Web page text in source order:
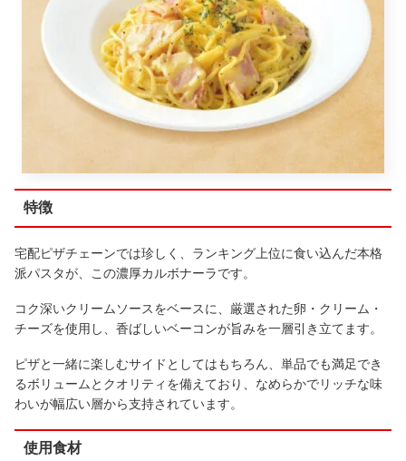
特徴
宅配ピザチェーンでは珍しく、ランキング上位に食い込んだ本格
派パスタが、この濃厚カルボナーラです。
コク深いクリームソースをベースに、厳選された卵・クリーム・
チーズを使用し、香ばしいベーコンが旨みを一層引き立てます。
ピザと一緒に楽しむサイドとしてはもちろん、単品でも満足でき
るボリュームとクオリティを備えており、なめらかでリッチな味
わいが幅広い層から支持されています。
使用食材